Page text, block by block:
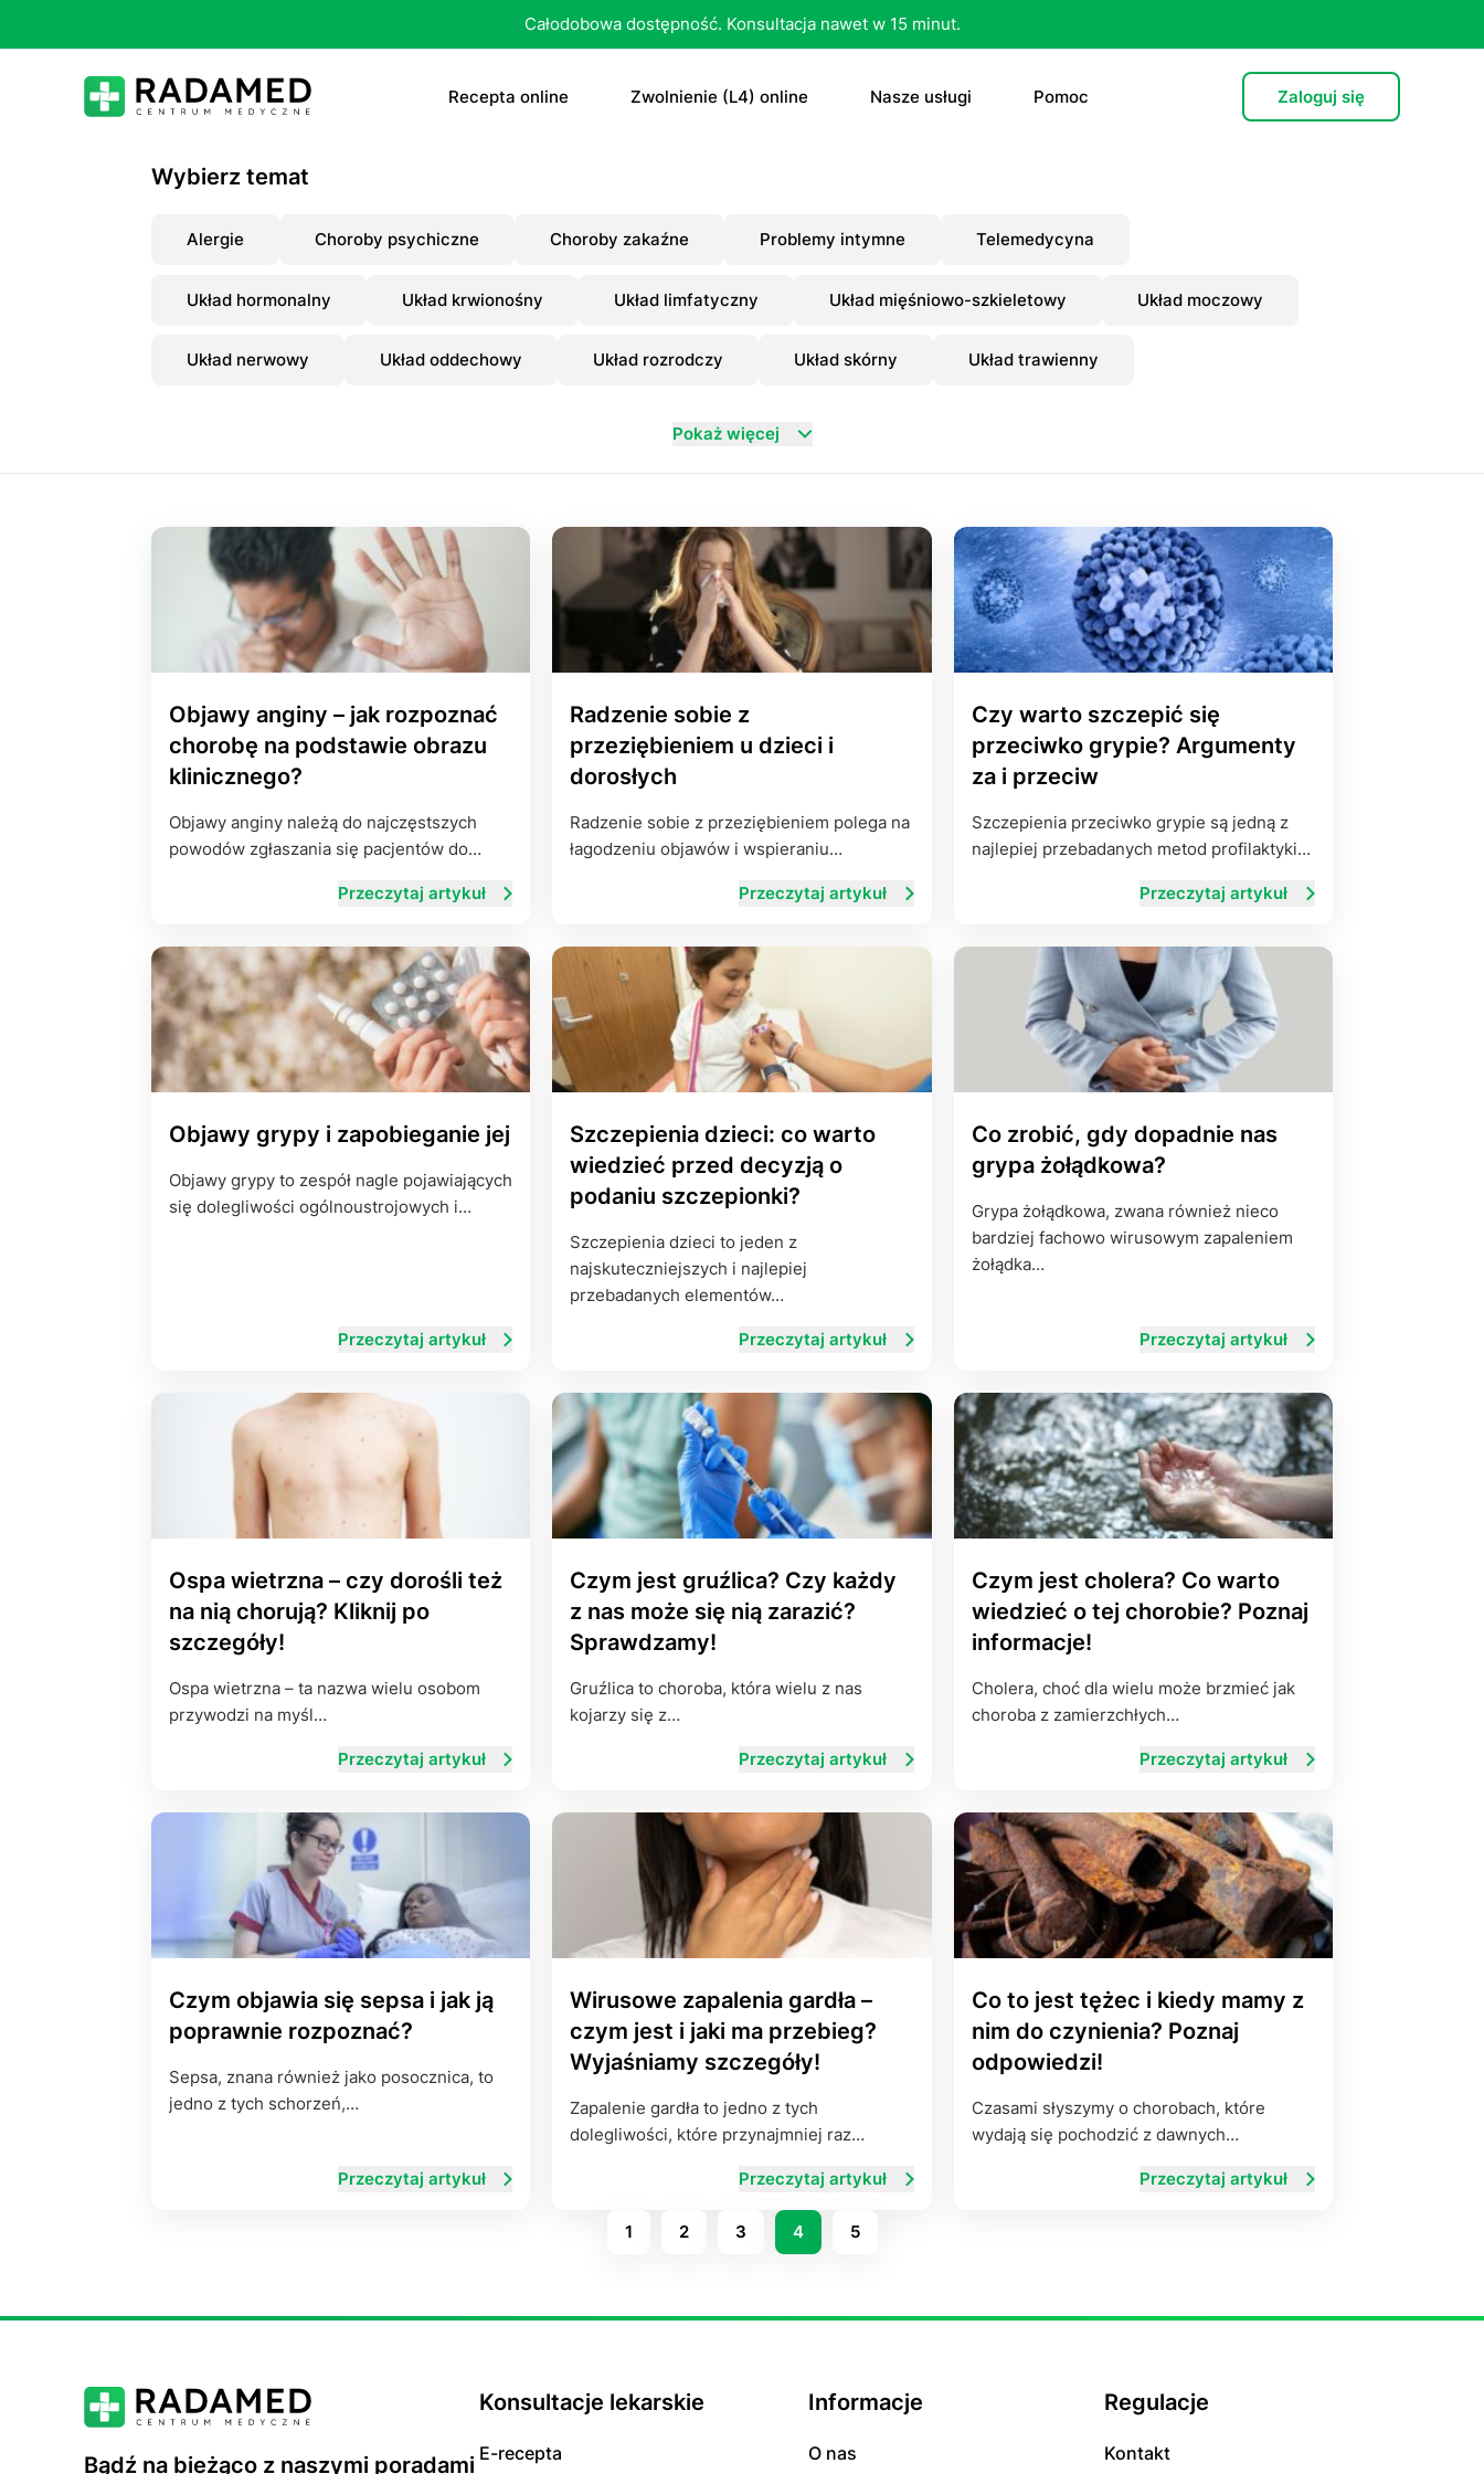
Całodobowa dostępność. Konsultacja nawet w 15 minut.
Recepta online Zwolnienie (L4) online Nasze usługi
CT
Leczenie otyłości
Ubezpieczenie na życie
Pomoc Zaloguj się
Wybierz temat
Alergie Choroby psychiczne Choroby zakaźne Problemy intymne Telemedycyna
Układ hormonalny Układ krwionośny Układ limfatyczny Układ mięśniowo-szkieletowy Układ moczowy
Układ nerwowy Układ oddechowy Układ rozrodczy Układ skórny Układ trawienny
Pokaż więcej
Objawy anginy – jak rozpoznać
chorobę na podstawie obrazu
klinicznego?
Objawy anginy należą do najczęstszych
powodów zgłaszania się pacjentów do…
Przeczytaj artykuł
Radzenie sobie z
przeziębieniem u dzieci i
dorosłych
Radzenie sobie z przeziębieniem polega na
łagodzeniu objawów i wspieraniu…
Przeczytaj artykuł
Czy warto szczepić się
przeciwko grypie? Argumenty
za i przeciw
Szczepienia przeciwko grypie są jedną z
najlepiej przebadanych metod profilaktyki…
Przeczytaj artykuł
Objawy grypy i zapobieganie jej
Objawy grypy to zespół nagle pojawiających
się dolegliwości ogólnoustrojowych i…
Przeczytaj artykuł
Szczepienia dzieci: co warto
wiedzieć przed decyzją o
podaniu szczepionki?
Szczepienia dzieci to jeden z
najskuteczniejszych i najlepiej
przebadanych elementów…
Przeczytaj artykuł
Co zrobić, gdy dopadnie nas
grypa żołądkowa?
Grypa żołądkowa, zwana również nieco
bardziej fachowo wirusowym zapaleniem
żołądka…
Przeczytaj artykuł
Ospa wietrzna – czy dorośli też
na nią chorują? Kliknij po
szczegóły!
Ospa wietrzna – ta nazwa wielu osobom
przywodzi na myśl…
Przeczytaj artykuł
Czym jest gruźlica? Czy każdy
z nas może się nią zarazić?
Sprawdzamy!
Gruźlica to choroba, która wielu z nas
kojarzy się z…
Przeczytaj artykuł
Czym jest cholera? Co warto
wiedzieć o tej chorobie? Poznaj
informacje!
Cholera, choć dla wielu może brzmieć jak
choroba z zamierzchłych…
Przeczytaj artykuł
Czym objawia się sepsa i jak ją
poprawnie rozpoznać?
Sepsa, znana również jako posocznica, to
jedno z tych schorzeń,…
Przeczytaj artykuł
Wirusowe zapalenia gardła –
czym jest i jaki ma przebieg?
Wyjaśniamy szczegóły!
Zapalenie gardła to jedno z tych
dolegliwości, które przynajmniej raz…
Przeczytaj artykuł
Co to jest tężec i kiedy mamy z
nim do czynienia? Poznaj
odpowiedzi!
Czasami słyszymy o chorobach, które
wydają się pochodzić z dawnych…
Przeczytaj artykuł
1 2 3 4 5
Bądź na bieżąco z naszymi poradami
Konsultacje lekarskie
E-recepta
Informacje
O nas
Regulacje
Kontakt